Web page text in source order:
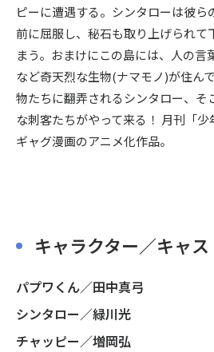
ピーに遭遇する。シンタローは彼ら
前に屈服し、秘石も取り上げられて
まう。おまけにこの島には、人の言
など奇天烈な生物(ナマモノ)が住ん
物たちに翻弄されるシンタロー、そ
な刺客たちがやって来る！ 月刊「
ギャグ漫画のアニメ化作品。
キャラクター／キャス
パプワくん／田中真弓
シンタロー／緑川光
チャッピー／増岡弘